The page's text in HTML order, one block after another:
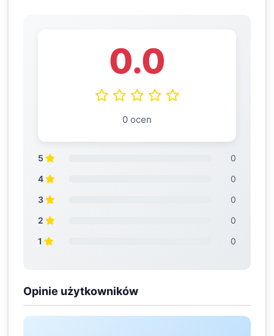
0.0
0 ocen
5
0
4
0
3
0
2
0
1
0
Opinie użytkowników